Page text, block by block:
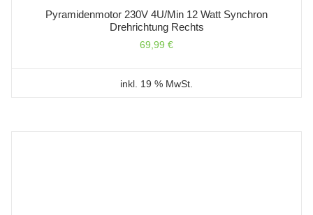
Pyramidenmotor 230V 4U/min 12 Watt Synchron
Drehrichtung Rechts
69,99 €
inkl. 19 % MwSt.